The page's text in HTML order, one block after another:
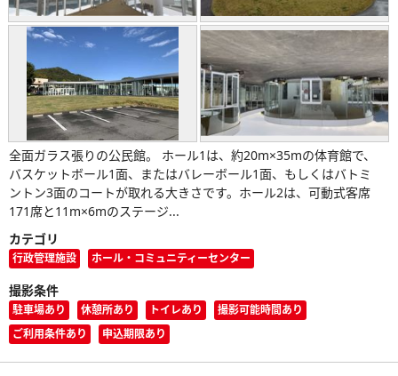
全面ガラス張りの公民館。 ホール1は、約20m×35mの体育館で、
バスケットボール1面、またはバレーボール1面、もしくはバトミ
ントン3面のコートが取れる大きさです。ホール2は、可動式客席
171席と11m×6mのステージ...
カテゴリ
行政管理施設 ホール・コミュニティーセンター
撮影条件
駐車場あり 休憩所あり トイレあり
撮影可能時間あり
ご利用条件あり
申込期限あり